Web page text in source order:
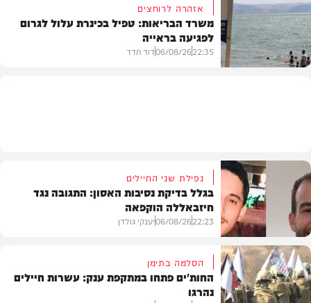
בריאות
אזהרה לרוחצים
משרד הבריאות: טפיל בכינרת עלול לגרום
לפגיעה בראייה
22:35
06/08/26דוד חדד
צבא וביטחון
נפילת שני החיילים
בגלל בדיקת נסיבות האסון: התגובה נגד
חיזבאללה הוקפאה
22:23
06/08/26יענקי גולדן
הסלמה בתימן
החות'ים פתחו במתקפת ענק: עשרות חיילים
נהרגו